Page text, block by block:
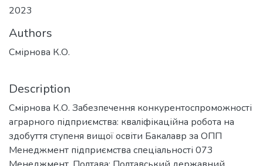
2023
Authors
Смірнова К.О.
Description
Смірнова К.О. Забезпечення конкурентоспроможності
аграрного підприємства: кваліфікаційна робота на
здобуття ступеня вищої освіти Бакалавр за ОПП
Менеджмент підприємства спеціальності 073